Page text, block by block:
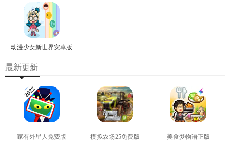
动漫少女新世界安卓版
最新更新
家有外星人免费版 模拟农场25免费版 美食梦物语正版